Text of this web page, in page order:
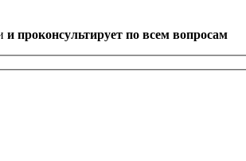
и проконсультирует по всем вопросам